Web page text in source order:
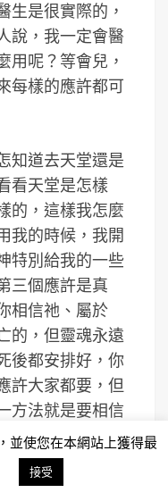
生是很實際的，
說，我一定會醫
用呢？等會兒，
每樣的應許都可
知道去天堂還是
看天堂是怎樣
的，這樣我怎麼
我的時候，我開
特別給我的一些
三個應許是真
相信祂、屬於
的，但靈魂永遠
後都安排好，你
許大家都要，但
方法就是要相信
然說出這三個應
的真實度，是我
並使您在本網站上獲得最
接受